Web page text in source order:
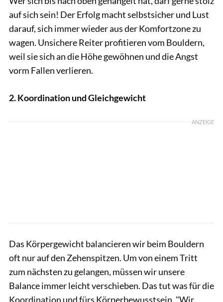
auf sich sein! Der Erfolg macht selbstsicher und Lust
darauf, sich immer wieder aus der Komfortzone zu
wagen. Unsichere Reiter profitieren vom Bouldern,
weil sie sich an die Höhe gewöhnen und die Angst
vorm Fallen verlieren.
2. Koordination und Gleichgewicht
ANZEIGE
Das Körpergewicht balancieren wir beim Bouldern
oft nur auf den Zehenspitzen. Um von einem Tritt
zum nächsten zu gelangen, müssen wir unsere
Balance immer leicht verschieben. Das tut was für die
Koordination und fürs Körperbewusstsein. "Wir